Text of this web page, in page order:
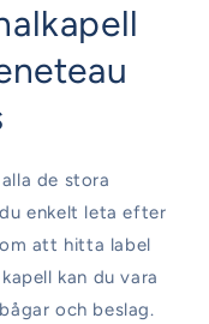
de stora
enkelt leta efter
att hitta label
kan du vara
och beslag.